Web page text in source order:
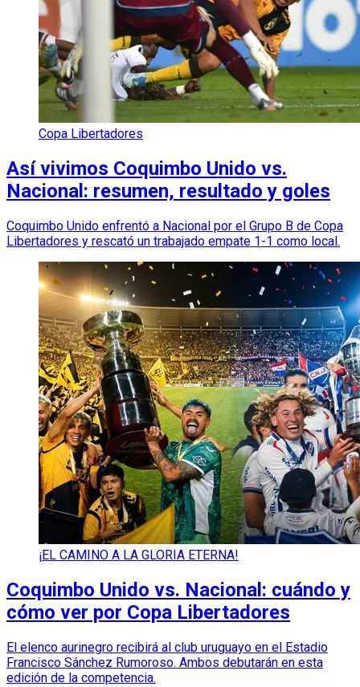
Copa Libertadores
Así vivimos Coquimbo Unido vs.
Nacional: resumen, resultado y goles
Coquimbo Unido enfrentó a Nacional por el Grupo B de Copa
Libertadores y rescató un trabajado empate 1-1 como local.
¡EL CAMINO A LA GLORIA ETERNA!
Coquimbo Unido vs. Nacional: cuándo y
cómo ver por Copa Libertadores
El elenco aurinegro recibirá al club uruguayo en el Estadio
Francisco Sánchez Rumoroso. Ambos debutarán en esta
edición de la competencia.